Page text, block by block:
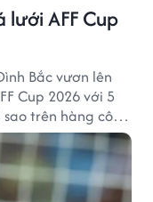
AFF Cup
Bắc vươn lên
Cup 2026 với 5
trên hàng công